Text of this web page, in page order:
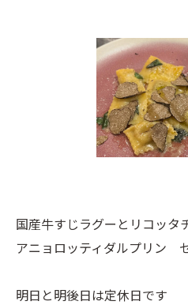
国産牛すじラグーとリコッタ
アニョロッティダルプリン
明日と明後日は定休日です